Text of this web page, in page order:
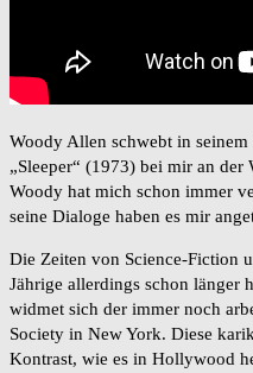
Woody Allen schwebt in
„Sleeper“ (1973) bei mir an der
Woody hat mich schon immer
seine Dialoge haben es mir
Die Zeiten von Science-Fiction
Jährige allerdings schon länger
widmet sich der immer noch
Society in New York. Diese
Kontrast, wie es in Hollywood